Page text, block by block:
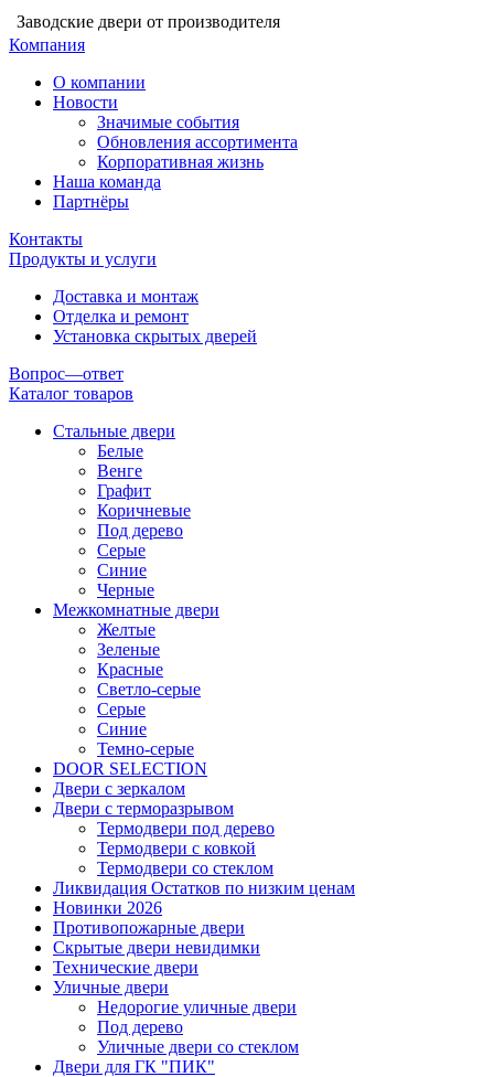
Заводские двери от производителя
Компания
О компании
Новости
Значимые события
Обновления ассортимента
Корпоративная жизнь
Наша команда
Партнёры
Контакты
Продукты и услуги
Доставка и монтаж
Отделка и ремонт
Установка скрытых дверей
Вопрос—ответ
Каталог товаров
Стальные двери
Белые
Венге
Графит
Коричневые
Под дерево
Серые
Синие
Черные
Межкомнатные двери
Желтые
Зеленые
Красные
Светло-серые
Серые
Синие
Темно-серые
DOOR SELECTION
Двери с зеркалом
Двери с терморазрывом
Термодвери под дерево
Термодвери с ковкой
Термодвери со стеклом
Ликвидация Остатков по низким ценам
Новинки 2026
Противопожарные двери
Скрытые двери невидимки
Технические двери
Уличные двери
Недорогие уличные двери
Под дерево
Уличные двери со стеклом
Двери для ГК "ПИК"